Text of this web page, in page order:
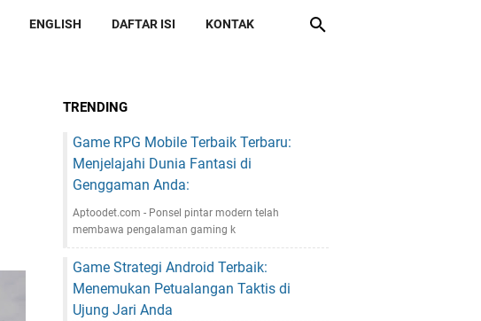
ENGLISH DAFTAR ISI KONTAK
TRENDING
Game RPG Mobile Terbaik Terbaru:
Menjelajahi Dunia Fantasi di
Genggaman Anda:
Aptoodet.com - Ponsel pintar modern telah
membawa pengalaman gaming k
Game Strategi Android Terbaik:
Menemukan Petualangan Taktis di
Ujung Jari Anda